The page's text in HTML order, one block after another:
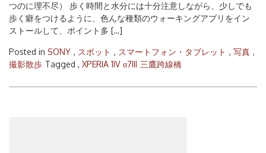
つのに理不尽） 歩く時間と水分には十分注意しながら、少しでも
歩く癖をつけるように、色んな種類のウォーキングアプリをイン
ストールして、ポイント多 […]
Posted in SONY , スポット , スマートフォン・タブレット , 写真 ,
撮影散歩 Tagged , XPERIA 1IV α7III 三鷹跨線橋